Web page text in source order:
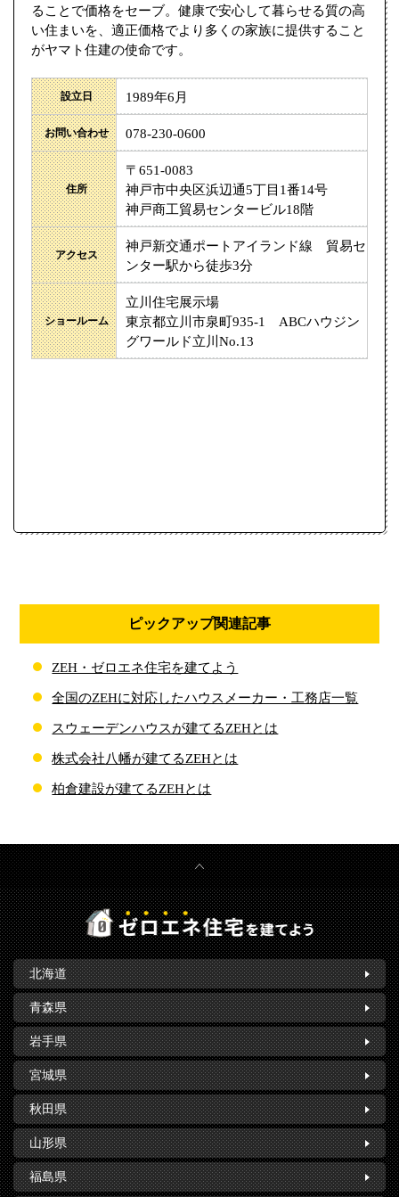
ることで価格をセーブ。健康で安心して暮らせる質の高
い住まいを、適正価格でより多くの家族に提供すること
がヤマト住建の使命です。
設立日 1989年6月
お問い合わせ 078-230-0600
住所
〒651-0083
神戸市中央区浜辺通5丁目1番14号
神戸商工貿易センタービル18階
アクセス
神戸新交通ポートアイランド線 貿易セ
ンター駅から徒歩3分
ショールーム
立川住宅展示場
東京都立川市泉町935-1 ABCハウジン
グワールド立川No.13
ピックアップ関連記事
ZEH・ゼロエネ住宅を建てよう
全国のZEHに対応したハウスメーカー・工務店一覧
スウェーデンハウスが建てるZEHとは
株式会社八幡が建てるZEHとは
柏倉建設が建てるZEHとは
北海道
青森県
岩手県
宮城県
秋田県
山形県
福島県